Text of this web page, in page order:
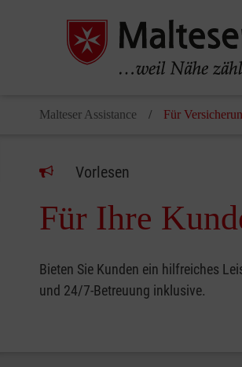
Malteser Assistance Für
Vorlesen
Für Ihre
Bieten Sie Kunden ein hilfreiches
und 24/7-Betreuung inklusive.